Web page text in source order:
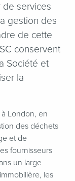
de services
gestion des
de cette
conservent
Société et
la
London, en
des déchets
et de
fournisseurs
un large
les